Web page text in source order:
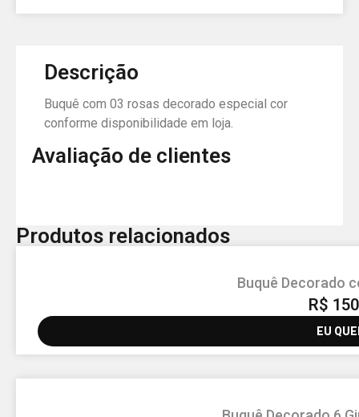
Descrição
Buquê com 03 rosas decorado especial cor
conforme disponibilidade em loja.
Avaliação de clientes
Produtos relacionados
Buquê Decorado
R$
EU